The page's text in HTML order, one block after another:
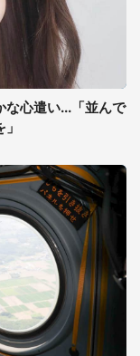
な心遣い...「並んで